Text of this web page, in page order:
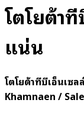
โตโยต้า
แน่น
โตโยต้าทีบีเอ็นเซ
Khamnaen /